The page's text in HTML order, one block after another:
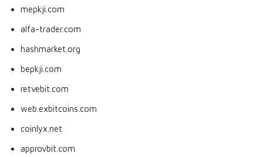
mepkji.com
alfa-trader.com
hashmarket.org
bepkji.com
retvebit.com
web.exbitcoins.com
coinlyx.net
approvbit.com